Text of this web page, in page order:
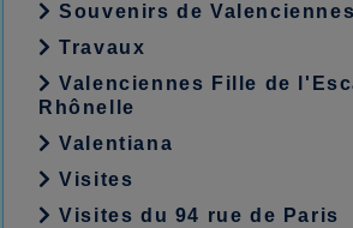
Souvenirs de Valenciennes
Travaux
Valenciennes Fille de
Rhônelle
Valentiana
Visites
Visites du 94 rue de Paris